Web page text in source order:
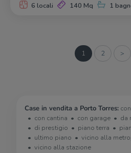
6 locali 140 Mq 1
1 2 >
Case in vendita a Porto Torres:
con cantina
con garage
da
di prestigio
piano terra
ultimo piano
vicino alla
vicino alla stazione